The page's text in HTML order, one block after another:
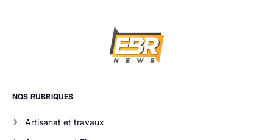
NOS RUBRIQUES
Artisanat et travaux